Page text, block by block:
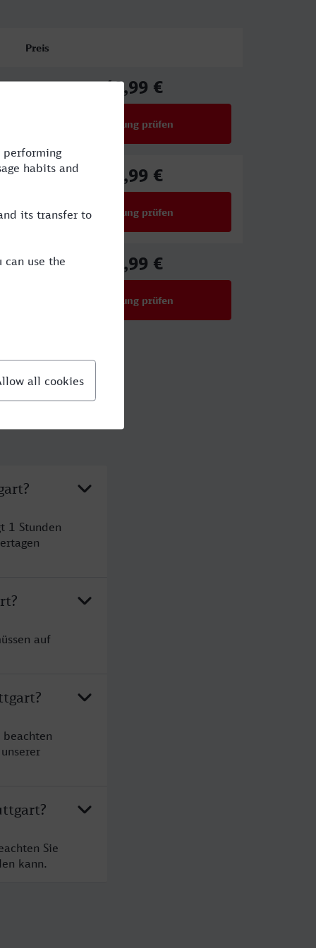
Preis
40,99 €
Verbindung prüfen
37,99 €
Verbindung prüfen
42,99 €
Verbindung prüfen
1 Stunden
auf
Sie
kann.